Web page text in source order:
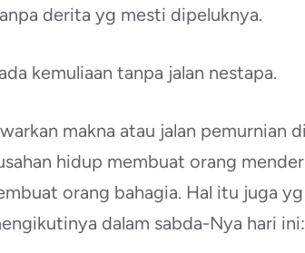
derita yg mesti dipeluknya.
kemuliaan tanpa jalan nestapa.
makna atau jalan pemurnian
hidup membuat orang
orang bahagia. Hal itu juga yg
dalam sabda-Nya hari ini: